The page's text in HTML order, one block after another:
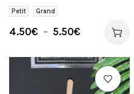
Petit Grand
4.50€ – 5.50€